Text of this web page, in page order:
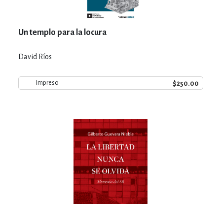
Un templo para la locura
David Ríos
Impreso $250.00